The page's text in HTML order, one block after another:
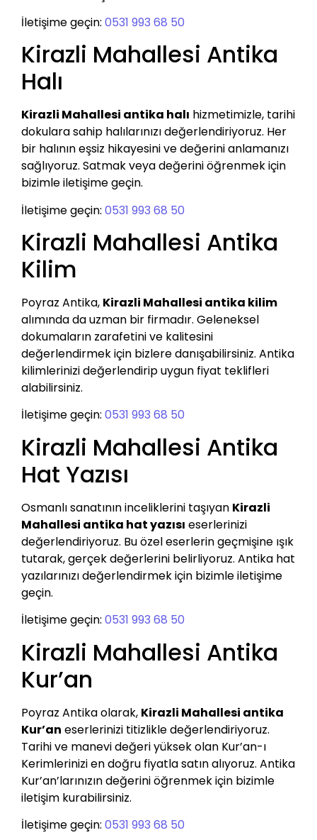
İletişime geçin: 0531 993 68 50
Kirazli Mahallesi Antika
Halı
Kirazli Mahallesi antika halı hizmetimizle, tarihi
dokulara sahip halılarınızı değerlendiriyoruz. Her
bir halının eşsiz hikayesini ve değerini anlamanızı
sağlıyoruz. Satmak veya değerini öğrenmek için
bizimle iletişime geçin.
İletişime geçin: 0531 993 68 50
Kirazli Mahallesi Antika
Kilim
Poyraz Antika, Kirazli Mahallesi antika kilim
alımında da uzman bir firmadır. Geleneksel
dokumaların zarafetini ve kalitesini
değerlendirmek için bizlere danışabilirsiniz. Antika
kilimlerinizi değerlendirip uygun fiyat teklifleri
alabilirsiniz.
İletişime geçin: 0531 993 68 50
Kirazli Mahallesi Antika
Hat Yazısı
Osmanlı sanatının inceliklerini taşıyan Kirazli
Mahallesi antika hat yazısı eserlerinizi
değerlendiriyoruz. Bu özel eserlerin geçmişine ışık
tutarak, gerçek değerlerini belirliyoruz. Antika hat
yazılarınızı değerlendirmek için bizimle iletişime
geçin.
İletişime geçin: 0531 993 68 50
Kirazli Mahallesi Antika
Kur’an
Poyraz Antika olarak, Kirazli Mahallesi antika
Kur’an eserlerinizi titizlikle değerlendiriyoruz.
Tarihi ve manevi değeri yüksek olan Kur’an-ı
Kerimlerinizi en doğru fiyatla satın alıyoruz. Antika
Kur’an’larınızın değerini öğrenmek için bizimle
iletişim kurabilirsiniz.
İletişime geçin: 0531 993 68 50